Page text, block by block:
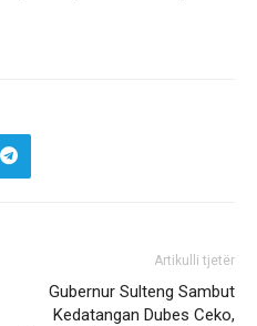
Artikulli tjetër
Gubernur Sulteng Sambut
Kedatangan Dubes Ceko,